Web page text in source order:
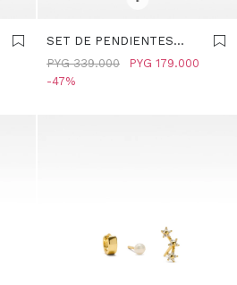
SET DE PENDIENTES
CON CRISTALES - PLATA
DE LEY 925 - DORADO
PYG 179.000
PYG 339.000
47